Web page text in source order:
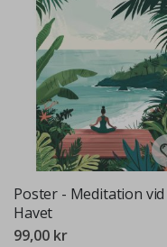
Poster - Meditation vid
Havet
99,00 kr